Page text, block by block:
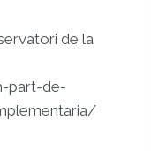
de la
part-de-